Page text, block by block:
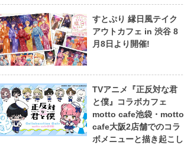
すとぷり 縁日風テイク
アウトカフェ in 渋谷 8
月8日より開催!
TVアニメ『正反対な君
と僕』コラボカフェ
motto cafe池袋・motto
cafe大阪2店舗でのコラ
ボメニューと描き起こし